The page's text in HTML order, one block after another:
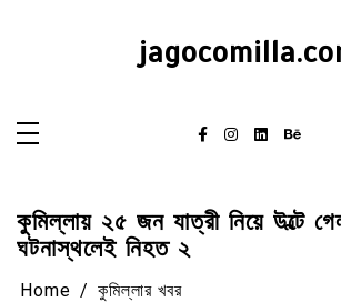
কুমিল্লায় ২৫ জন যাত্রী নিয়ে উল্টে
ঘটনাস্থলেই নিহত ২
Home কুমিল্লার খবর